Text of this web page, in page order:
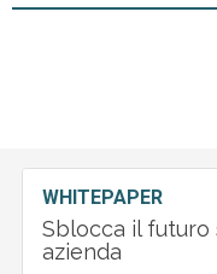
WHITEPAPER
Sblocca il
azienda